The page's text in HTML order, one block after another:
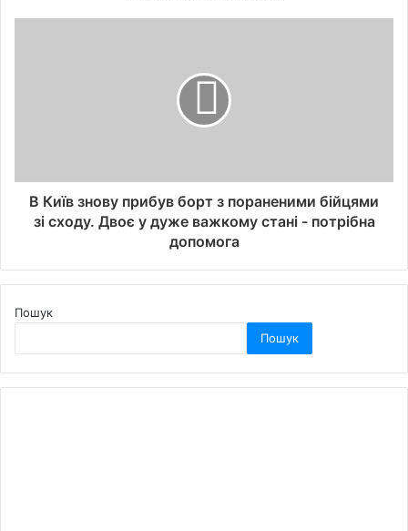
В Київ знову прибув борт з пораненими бійцями
зі сходу. Двоє у дуже важкому стані - потрібна
допомога
Пошук
Пошук